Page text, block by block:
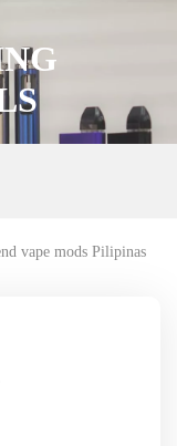
vape mods Pilipinas